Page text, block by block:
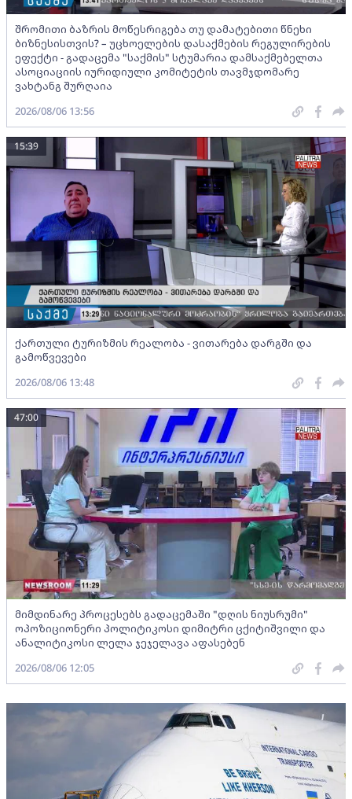
შრომითი ბაზრის მოწესრიგება თუ დამატებითი წნეხი
ბიზნესისთვის? – უცხოელების დასაქმების რეგულირების
ეფექტი - გადაცემა "საქმის" სტუმარია დამსაქმებელთა
ასოციაციის იურიდიული კომიტეტის თავმჯდომარე
ვახტანგ შურღაია
2026/08/06 13:56
ქართული ტურიზმის რეალობა - ვითარება დარგში და
გამოწვევები
15:39
2026/08/06 13:48
მიმდინარე პროცესებს გადაცემაში "დღის ნიუსრუმი"
ოპოზიციონერი პოლიტიკოსი დიმიტრი ცქიტიშვილი და
ანალიტიკოსი ლელა ჯეჯელავა აფასებენ
47:00
2026/08/06 12:05